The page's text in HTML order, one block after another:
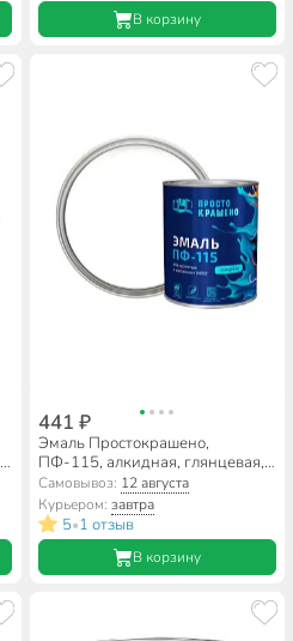
В корзину
441 ₽
Эмаль Простокрашено,
ПФ-115, алкидная, глянцевая,
белая, 0.8 кг
Самовывоз: 12 августа
Курьером: завтра
5•1 отзыв
В корзину